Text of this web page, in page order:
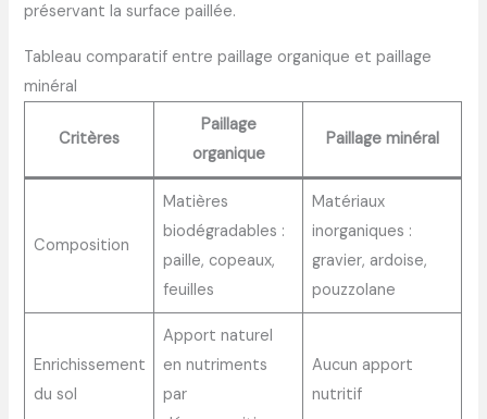
préservant la surface paillée.
Tableau comparatif entre paillage organique et paillage
minéral
Critères
Paillage
organique
Paillage minéral
Composition
Matières
biodégradables :
paille, copeaux,
feuilles
Matériaux
inorganiques :
gravier, ardoise,
pouzzolane
Enrichissement
du sol
Apport naturel
en nutriments
par
Aucun apport
nutritif